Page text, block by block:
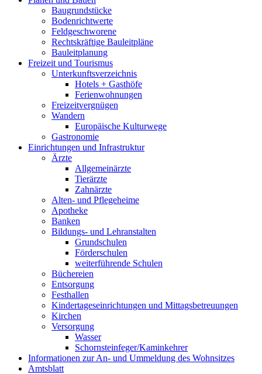
Baugrundstücke
Bodenrichtwerte
Feldgeschworene
Rechtskräftige Bauleitpläne
Bauleitplanung
Freizeit und Tourismus
Unterkunftsverzeichnis
Hotels + Gasthöfe
Ferienwohnungen
Freizeitvergnügen
Wandern
Europäische Kulturwege
Gastronomie
Einrichtungen und Infrastruktur
Ärzte
Allgemeinärzte
Tierärzte
Zahnärzte
Alten- und Pflegeheime
Apotheke
Banken
Bildungs- und Lehranstalten
Grundschulen
Förderschulen
weiterführende Schulen
Büchereien
Entsorgung
Festhallen
Kindertageseinrichtungen und Mittagsbetreuungen
Kirchen
Versorgung
Wasser
Schornsteinfeger/Kaminkehrer
Informationen zur An- und Ummeldung des Wohnsitzes
Amtsblatt